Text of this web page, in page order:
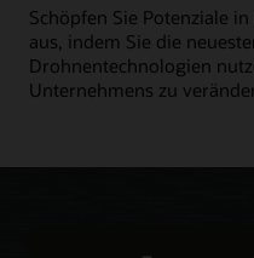
Schöpfen Sie Potenziale
aus, indem Sie die
Drohnentechnologien
Unternehmens zu